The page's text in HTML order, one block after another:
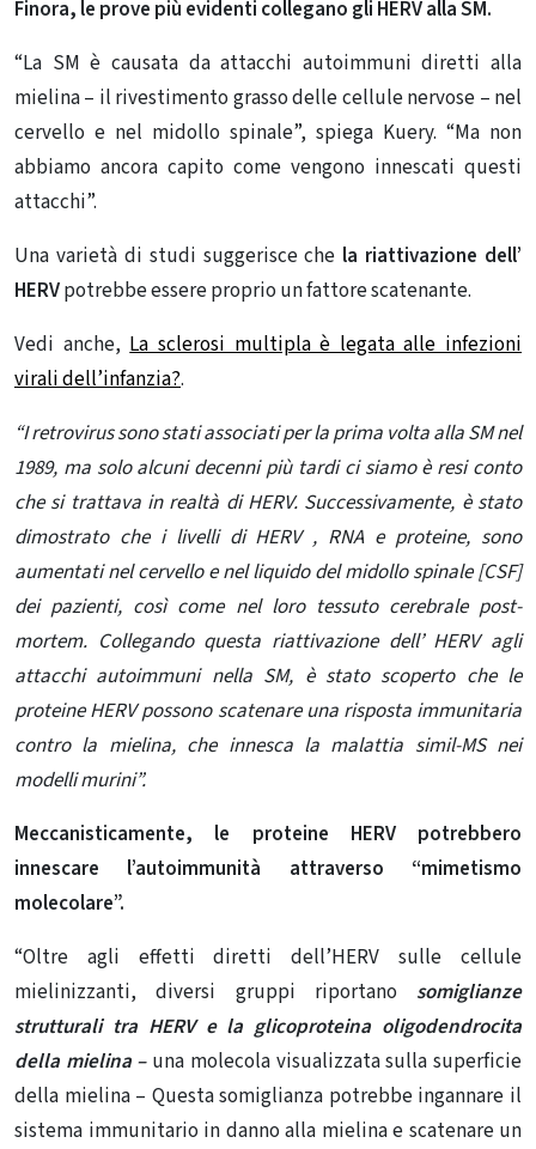
Finora, le prove più evidenti collegano gli HERV alla SM.
“La SM è causata da attacchi autoimmuni diretti alla
mielina – il rivestimento grasso delle cellule nervose – nel
cervello e nel midollo spinale”, spiega Kuery. “Ma non
abbiamo ancora capito come vengono innescati questi
attacchi”.
Una varietà di studi suggerisce che la riattivazione dell’
HERVpotrebbe essere proprio un fattore scatenante.
Vedi anche,La sclerosi multipla è legata alle infezioni
virali dell’infanzia?.
“I retrovirus sono stati associati per la prima volta alla SM nel
1989, ma solo alcuni decenni più tardi ci siamo è resi conto
che si trattava in realtà di HERV. Successivamente, è stato
dimostrato che i livelli di HERV , RNA e proteine, sono
aumentati nel cervello e nel liquido del midollo spinale [CSF]
dei pazienti, così come nel loro tessuto cerebrale post-
mortem. Collegando questa riattivazione dell’ HERV agli
attacchi autoimmuni nella SM, è stato scoperto che le
proteine ​​HERV possono scatenare una risposta immunitaria
contro la mielina, che innesca la malattia simil-MS nei
modelli murini”.
Meccanisticamente, le proteine ​​HERV potrebbero
innescare l’autoimmunità attraverso “mimetismo
molecolare”.
“Oltre agli effetti diretti dell’HERV sulle cellule
mielinizzanti, diversi gruppi riportano somiglianze
strutturali tra HERV e la glicoproteina oligodendrocita
della mielina –una molecola visualizzata sulla superficie
della mielina – Questa somiglianza potrebbe ingannare il
sistema immunitario in danno alla mielina e scatenare un